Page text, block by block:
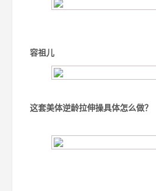
容祖儿
这套美体逆龄拉伸操具体怎么做？